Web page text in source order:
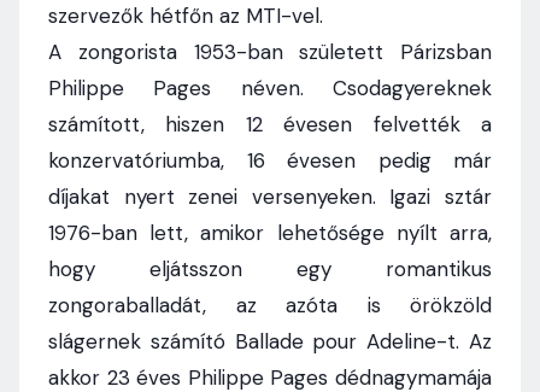
szervezők hétfőn az MTI-vel.
A zongorista 1953-ban született Párizsban
Philippe Pages néven. Csodagyereknek
számított, hiszen 12 évesen felvették a
konzervatóriumba, 16 évesen pedig már
díjakat nyert zenei versenyeken. Igazi sztár
1976-ban lett, amikor lehetősége nyílt arra,
hogy eljátsszon egy romantikus
zongoraballadát, az azóta is örökzöld
slágernek számító Ballade pour Adeline-t. Az
akkor 23 éves Philippe Pages dédnagymamája